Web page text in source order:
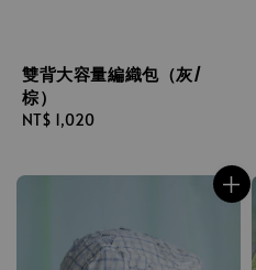
雙背大容量編織包（灰/
棕）
Regular
NT$ 1,020